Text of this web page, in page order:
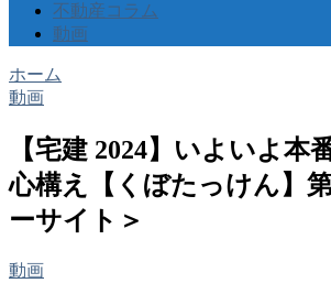
不動産コラム
動画
ホーム
動画
【宅建 2024】いよいよ本
心構え【くぼたっけん】
ーサイト＞
動画